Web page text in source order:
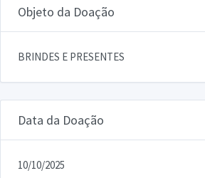
Objeto da Doação
BRINDES E PRESENTES
Data da Doação
10/10/2025